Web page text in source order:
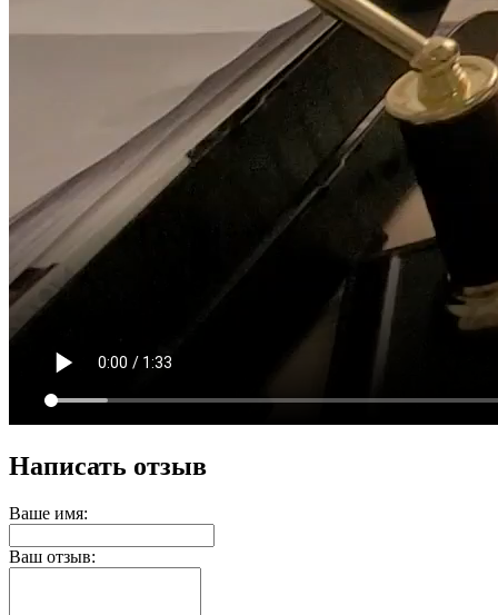
Написать отзыв
Ваше имя:
Ваш отзыв: